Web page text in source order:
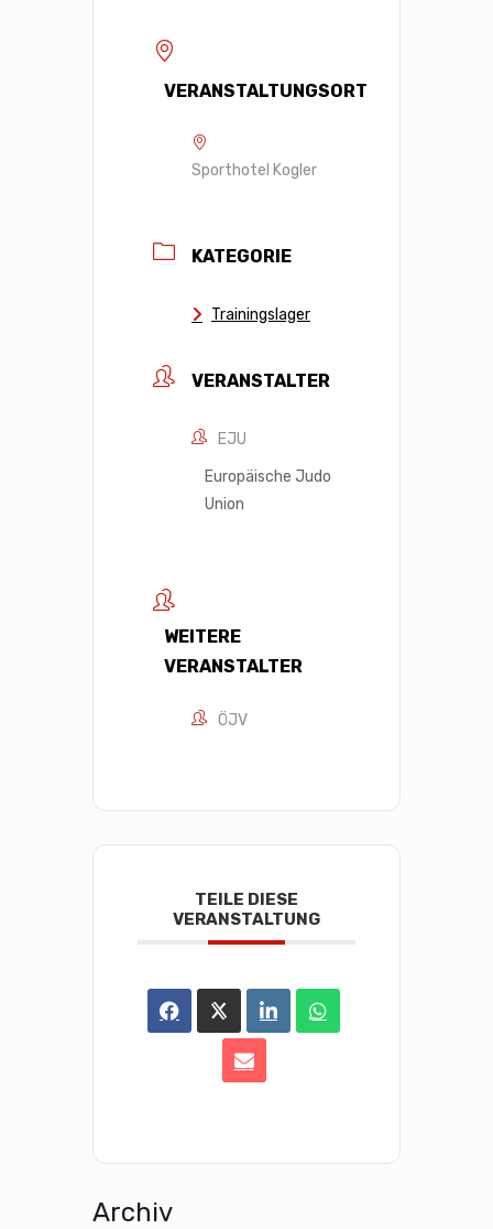
VERANSTALTUNGSORT
Sporthotel Kogler
KATEGORIE
Trainingslager
VERANSTALTER
EJU
Europäische Judo
Union
WEITERE
VERANSTALTER
ÖJV
TEILE DIESE
VERANSTALTUNG
Archiv